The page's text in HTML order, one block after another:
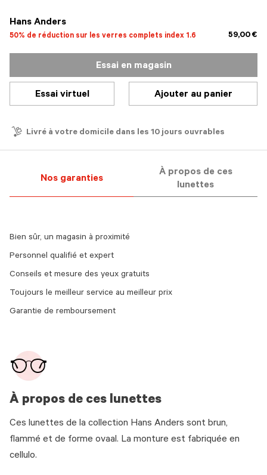
Hans Anders
50% de réduction sur les verres complets index 1.6 59,00 €
Essai en magasin
Essai virtuel Ajouter au panier
Livré à votre domicile dans les 10 jours ouvrables
Nos garanties
À propos de ces
lunettes
À propos de ces lunettes
Ces lunettes de la collection Hans Anders sont brun,
flammé et de forme ovaal. La monture est fabriquée en
cellulo.
Bien sûr, un magasin à proximité
Personnel qualifié et expert
Conseils et mesure des yeux gratuits
Toujours le meilleur service au meilleur prix
Garantie de remboursement